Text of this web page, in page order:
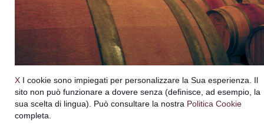
X I cookie sono impiegati per personalizzare la Sua esperienza. Il
sito non può funzionare a dovere senza (definisce, ad esempio, la
sua scelta di lingua). Può consultare la nostra Politica Cookie
completa.